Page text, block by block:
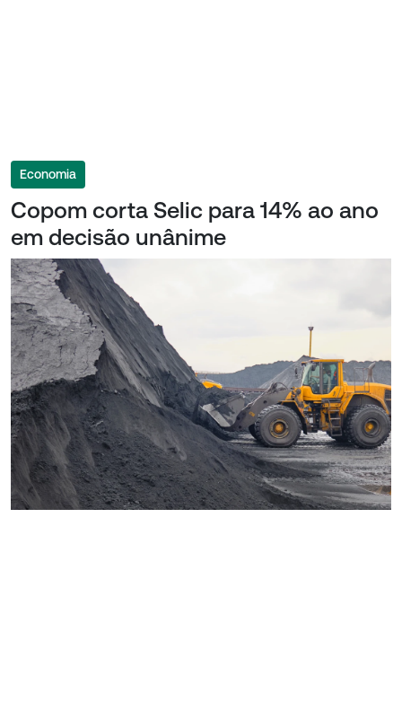
Economia
Copom corta Selic para 14% ao ano
em decisão unânime